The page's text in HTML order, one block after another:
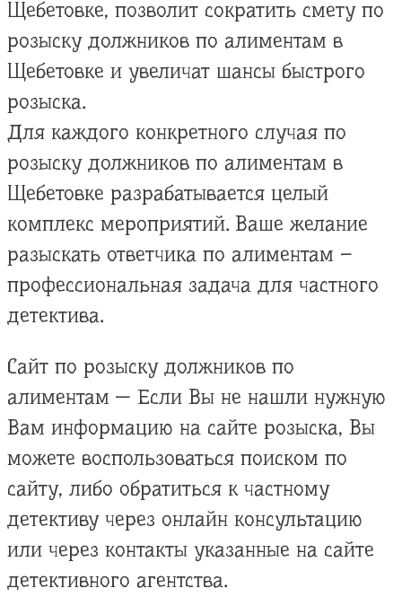
Щебетовке, позволит сократить смету по
розыску должников по алиментам в
Щебетовке и увеличат шансы быстрого
розыска.
Для каждого конкретного случая по
розыску должников по алиментам в
Щебетовке разрабатывается целый
комплекс мероприятий. Ваше желание
разыскать ответчика по алиментам –
профессиональная задача для частного
детектива.
Сайт по розыску должников по
алиментам — Если Вы не нашли нужную
Вам информацию на сайте розыска, Вы
можете воспользоваться поиском по
сайту, либо обратиться к частному
детективу через онлайн консультацию
или через контакты указанные на сайте
детективного агентства.